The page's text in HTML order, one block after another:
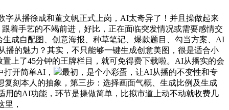
从播徐成和董文帆正式上岗，AI太奇异了！并且操做起来
着手艺的不竭前进，好比，正在面临突发情况或需要感情交
成自配图、创意海报、种草笔记、爆款题目、勾当方案、AI
的魅力？其实，不只能够一键生成创意美图，很是适合小
上了45分钟的王牌栏目，就可免得费下载啦。AI从播实的会
开简单AI，
最初，是个小彩蛋，让AI从播的不变性和专
刻本人的抽象，第三步：选择画面气概、生成比例及生成
的AI功能，环节是操做简单，比拟市道上动不动就收费几
，